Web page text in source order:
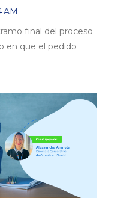
AM
final del proceso
en que el pedido